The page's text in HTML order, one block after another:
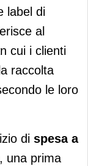
label di
al
cui i clienti
raccolta
le loro
di spesa a
una prima